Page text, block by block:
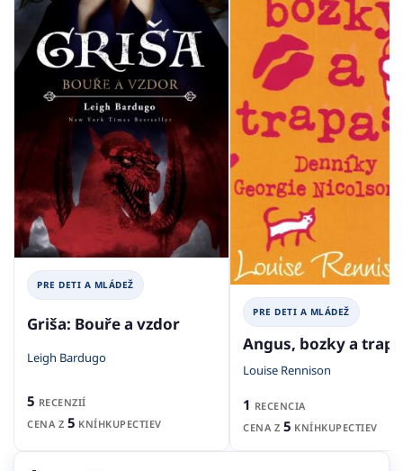
PRE DETI A MLÁDEŽ
Griša: Bouře a vzdor
Leigh Bardugo
5 RECENZIÍ
CENA Z 5 KNÍHKUPECTIEV
PRE DETI A MLÁDEŽ
Angus, bozky a
Louise Rennison
1 RECENCIA
CENA Z 5 KNÍHKUPECTIEV